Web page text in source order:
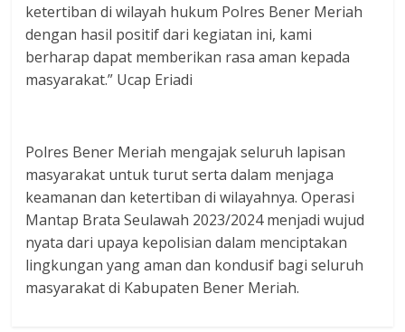
ketertiban di wilayah hukum Polres Bener Meriah
dengan hasil positif dari kegiatan ini, kami
berharap dapat memberikan rasa aman kepada
masyarakat.” Ucap Eriadi
Polres Bener Meriah mengajak seluruh lapisan
masyarakat untuk turut serta dalam menjaga
keamanan dan ketertiban di wilayahnya. Operasi
Mantap Brata Seulawah 2023/2024 menjadi wujud
nyata dari upaya kepolisian dalam menciptakan
lingkungan yang aman dan kondusif bagi seluruh
masyarakat di Kabupaten Bener Meriah.